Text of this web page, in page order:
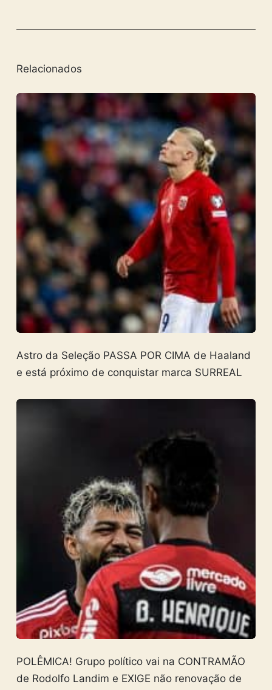
Relacionados
Astro da Seleção PASSA POR CIMA de Haaland
e está próximo de conquistar marca SURREAL
POLÊMICA! Grupo político vai na CONTRAMÃO
de Rodolfo Landim e EXIGE não renovação de